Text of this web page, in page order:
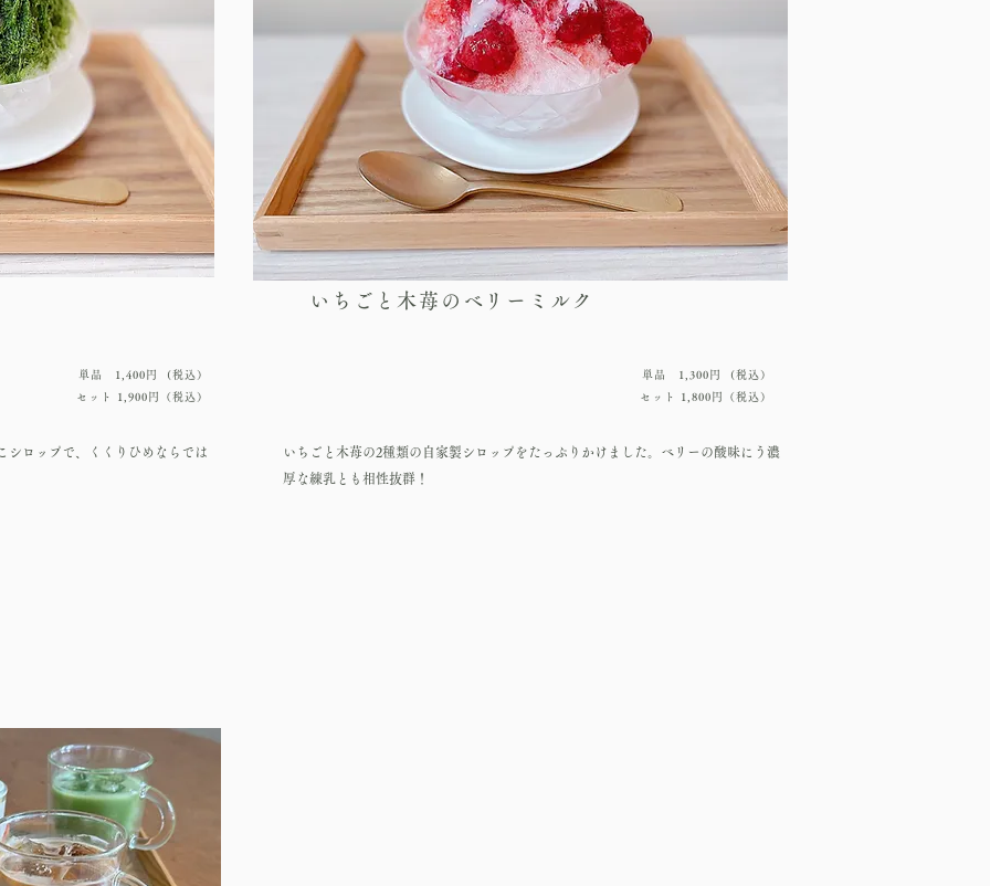
単品 1,400円 (税込）
​セット 1,900円（税込）
シロップで、くくりひめならでは
いちごと木苺のベリーミルク
単品 1,300円 (税込）
​セット 1,800円（税込）
いちごと木苺の2種類の自家製シロップをたっぷりかけました。ベリーの酸味にう濃
厚な練乳とも相性抜群！